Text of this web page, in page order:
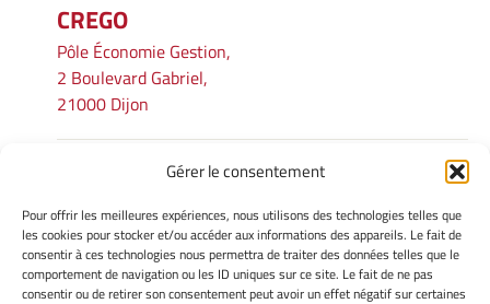
Gérer le consentement
Pour offrir les meilleures expériences, nous utilisons des technologies telles que
les cookies pour stocker et/ou accéder aux informations des appareils. Le fait de
consentir à ces technologies nous permettra de traiter des données telles que le
comportement de navigation ou les ID uniques sur ce site. Le fait de ne pas
consentir ou de retirer son consentement peut avoir un effet négatif sur certaines
CREGO
Pôle Économie Gestion,
2 Boulevard Gabriel,
21000 Dijon
INFORMATIONS LÉGALES
Mentions légales
Gérer mes cookies
Avertissement